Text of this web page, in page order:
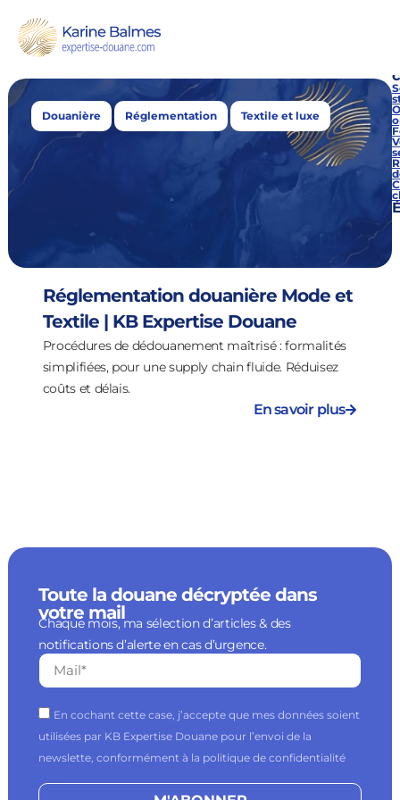
Étiquette : Textile et luxe
Douanière , Réglementation , Textile et luxe
Réglementation douanière Mode et
Textile | KB Expertise Douane
Procédures de dédouanement maîtrisé : formalités
simplifiées, pour une supply chain fluide. Réduisez
coûts et délais.
En savoir plus
Toute la douane décryptée dans
votre mail
Chaque mois, ma sélection d’articles & des
notifications d’alerte en cas d’urgence.
En cochant cette case, j’accepte que mes données soient
utilisées par KB Expertise Douane pour l’envoi de la
newslette, conformément à la politique de confidentialité